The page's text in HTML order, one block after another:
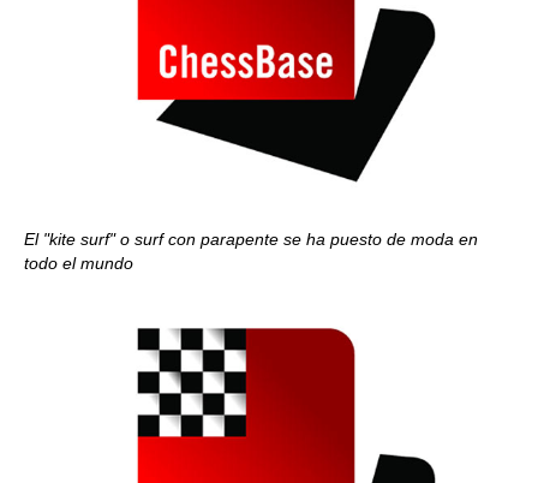
El "kite surf" o surf con parapente se ha puesto de moda en
todo el mundo